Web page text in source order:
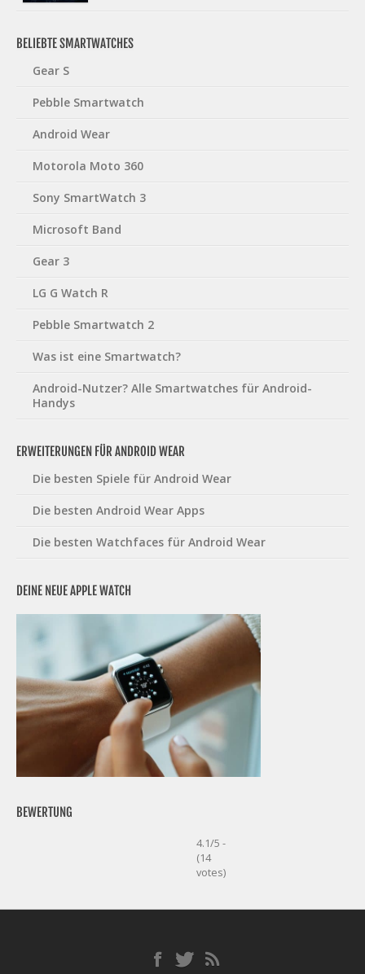
BELIEBTE SMARTWATCHES
Gear S
Pebble Smartwatch
Android Wear
Motorola Moto 360
Sony SmartWatch 3
Microsoft Band
Gear 3
LG G Watch R
Pebble Smartwatch 2
Was ist eine Smartwatch?
Android-Nutzer? Alle Smartwatches für Android-
Handys
ERWEITERUNGEN FÜR ANDROID WEAR
Die besten Spiele für Android Wear
Die besten Android Wear Apps
Die besten Watchfaces für Android Wear
DEINE NEUE APPLE WATCH
BEWERTUNG
4.1/5 -
(14
votes)